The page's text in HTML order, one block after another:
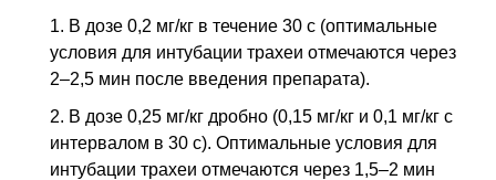
1. В дозе 0,2 мг/кг в течение 30 с (оптимальные
условия для интубации трахеи отмечаются через
2–2,5 мин после введения препарата).
2. В дозе 0,25 мг/кг дробно (0,15 мг/кг и 0,1 мг/кг с
интервалом в 30 с). Оптимальные условия для
интубации трахеи отмечаются через 1,5–2 мин